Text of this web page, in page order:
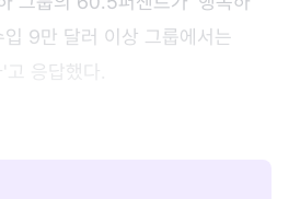
9만 달러 이상 그룹에서는
응답했다.